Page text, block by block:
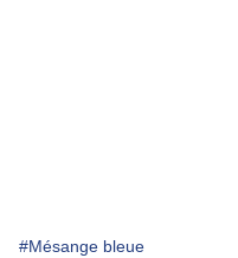
#Mésange bleue